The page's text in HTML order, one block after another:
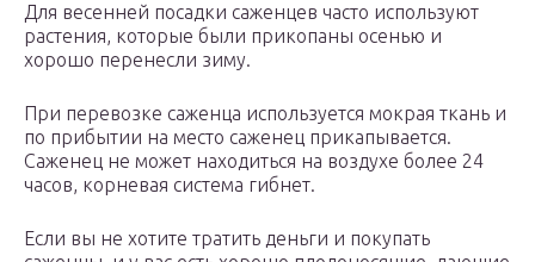
Для весенней посадки саженцев часто используют
растения, которые были прикопаны осенью и
хорошо перенесли зиму.
При перевозке саженца используется мокрая ткань и
по прибытии на место саженец прикапывается.
Саженец не может находиться на воздухе более 24
часов, корневая система гибнет.
Если вы не хотите тратить деньги и покупать